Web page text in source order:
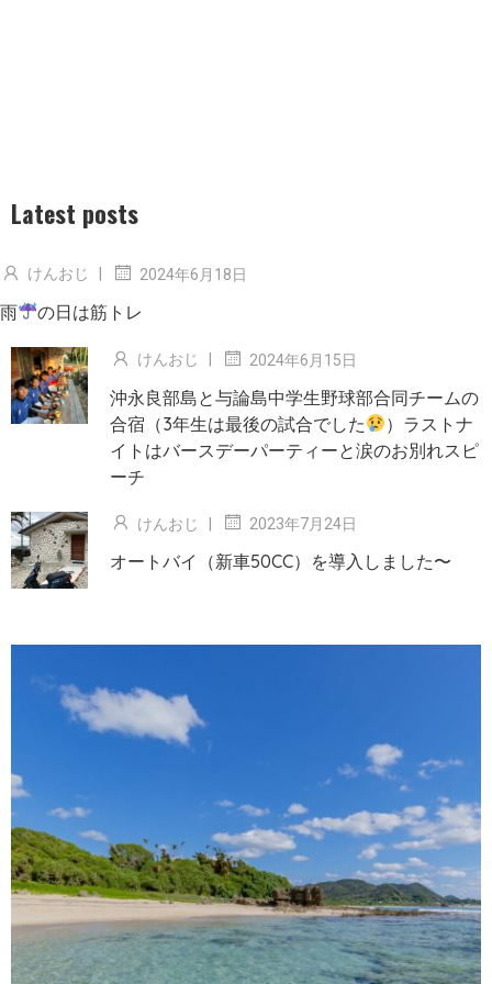
Latest posts
けんおじ 2024年6月18日
雨 の日は筋トレ
けんおじ 2024年6月15日
沖永良部島と与論島中学生野球部合同チームの
合宿（3年生は最後の試合でした
）ラストナ
イトはバースデーパーティーと涙のお別れスピ
ーチ
けんおじ | 2023年7月24日
オートバイ（新車50CC）を導入しました〜